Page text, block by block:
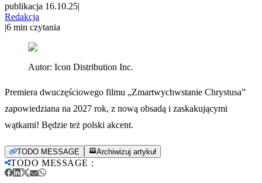
publikacja 16.10.25|
Redakcja
|6 min czytania
Autor: Icon Distribution Inc.
Premiera dwuczęściowego filmu „Zmartwychwstanie Chrystusa”
zapowiedziana na 2027 rok, z nową obsadą i zaskakującymi
wątkami! Będzie też polski akcent.
TODO MESSAGE Archiwizuj artykuł
TODO MESSAGE :